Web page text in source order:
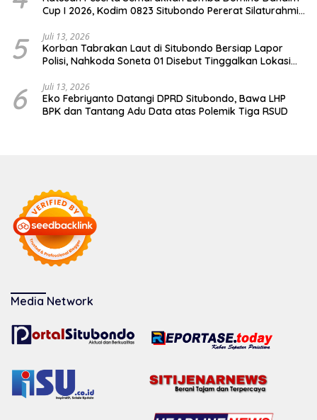
Cup I 2026, Kodim 0823 Situbondo Pererat Silaturahmi
5 Juli 13, 2026
Korban Tabrakan Laut di Situbondo Bersiap Lapor
Polisi, Nahkoda Soneta 01 Disebut Tinggalkan Lokasi
6 Juli 13, 2026
Eko Febriyanto Datangi DPRD Situbondo, Bawa LHP
BPK dan Tantang Adu Data atas Polemik Tiga RSUD
Media Network